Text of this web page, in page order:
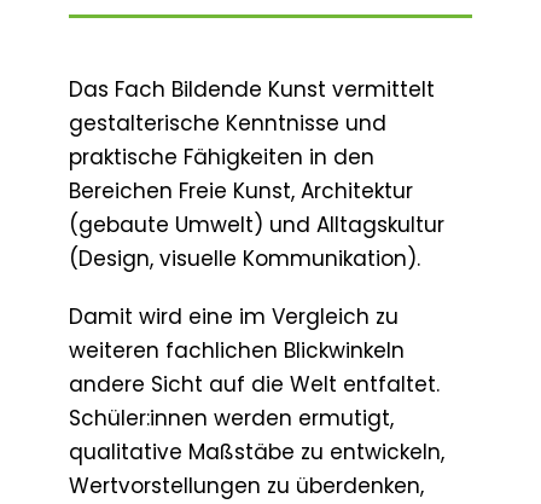
Das Fach Bildende Kunst vermittelt
gestalterische Kenntnisse und
praktische Fähigkeiten in den
Bereichen Freie Kunst, Architektur
(gebaute Umwelt) und Alltagskultur
(Design, visuelle Kommunikation).
Damit wird eine im Vergleich zu
weiteren fachlichen Blickwinkeln
andere Sicht auf die Welt entfaltet.
Schüler:innen werden ermutigt,
qualitative Maßstäbe zu entwickeln,
Wertvorstellungen zu überdenken,